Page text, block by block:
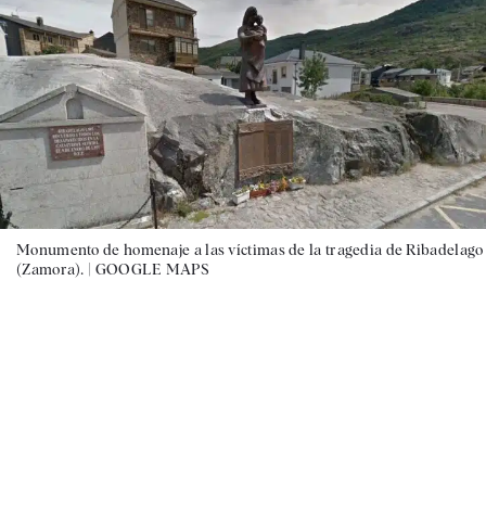
Monumento de homenaje a las víctimas de la tragedia de Ribadelago
(Zamora). | GOOGLE MAPS